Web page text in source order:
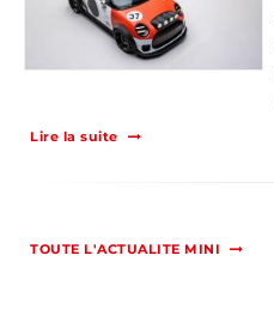
Lire la suite
TOUTE L'ACTUALITE MINI